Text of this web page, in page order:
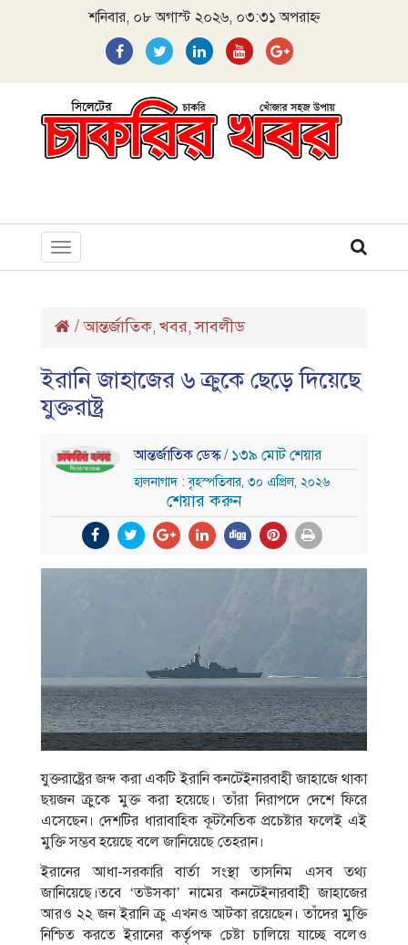
শনিবার, ০৮ অগাস্ট ২০২৬, ০৩:৩১ অপরাহ্ন
Toggle
navigation
/আন্তর্জাতিক, খবর,সাবলীড
ইরানি জাহাজের ৬ ক্রুকে ছেড়ে দিয়েছে
যুক্তরাষ্ট্র
আন্তর্জাতিক ডেস্ক/ ১৩৯ মোট শেয়ার
হালনাগাদ : বৃহস্পতিবার, ৩০ এপ্রিল, ২০২৬
শেয়ার করুন
যুক্তরাষ্ট্রের জব্দ করা একটি ইরানি কনটেইনারবাহী জাহাজে থাকা
ছয়জন ক্রুকে মুক্ত করা হয়েছে। তাঁরা নিরাপদে দেশে ফিরে
এসেছেন। দেশটির ধারাবাহিক কূটনৈতিক প্রচেষ্টার ফলেই এই
মুক্তি সম্ভব হয়েছে বলে জানিয়েছে তেহরান।
ইরানের আধা-সরকারি বার্তা সংস্থা তাসনিম এসব তথ্য
জানিয়েছে।তবে ‘তউসকা’ নামের কনটেইনারবাহী জাহাজের
আরও ২২ জন ইরানি ক্রু এখনও আটকা রয়েছেন। তাঁদের মুক্তি
নিশ্চিত করতে ইরানের কর্তৃপক্ষ চেষ্টা চালিয়ে যাচ্ছে বলেও